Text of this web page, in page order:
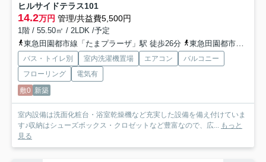
ヒルサイドテラス101
14.2万円 管理/共益費5,500円
1階 / 55.50㎡ / 2LDK /予定
東急田園都市線「たまプラーザ」駅 徒歩26分
東急田園都市線「鷺沼」駅 徒歩31分
バス・トイレ別 室内洗濯機置場 エアコン
バルコニー
フローリング
電気有
敷0 新築
室内設備は洗面化粧台・浴室乾燥機など充実した設備を備え付けていま
す♪収納はシューズボックス・クロゼットなど豊富なので、広...
もっと
見る